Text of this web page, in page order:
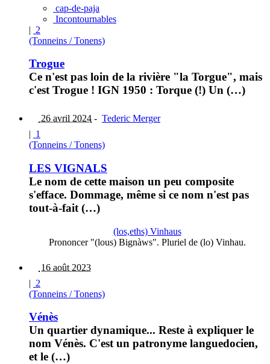
cap-de-paja
Incontournables
| 2
(Tonneins / Tonens)
Trogue
Ce n'est pas loin de la rivière "la Torgue", mais
c'est Trogue ! IGN 1950 : Torque (!) Un (…)
26 avril 2024 - Tederic Merger
| 1
(Tonneins / Tonens)
LES VIGNALS
Le nom de cette maison un peu composite
s'efface. Dommage, même si ce nom n'est pas
tout-à-fait (…)
(los,eths) Vinhaus
Prononcer "(lous) Bignàws". Pluriel de (lo) Vinhau.
16 août 2023
| 2
(Tonneins / Tonens)
Vénès
Un quartier dynamique... Reste à expliquer le
nom Vénès. C'est un patronyme languedocien,
et le (…)